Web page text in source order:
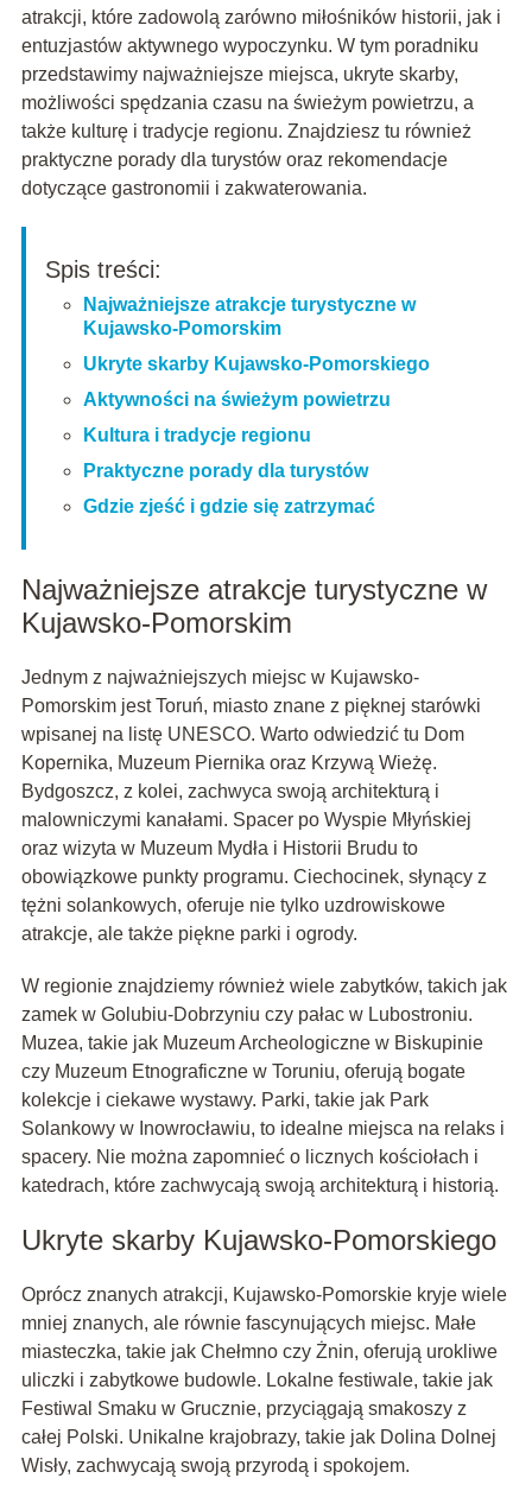
atrakcji, które zadowolą zarówno miłośników historii, jak i
entuzjastów aktywnego wypoczynku. W tym poradniku
przedstawimy najważniejsze miejsca, ukryte skarby,
możliwości spędzania czasu na świeżym powietrzu, a
także kulturę i tradycje regionu. Znajdziesz tu również
praktyczne porady dla turystów oraz rekomendacje
dotyczące gastronomii i zakwaterowania.
Spis treści:
Najważniejsze atrakcje turystyczne w
Kujawsko-Pomorskim
Ukryte skarby Kujawsko-Pomorskiego
Aktywności na świeżym powietrzu
Kultura i tradycje regionu
Praktyczne porady dla turystów
Gdzie zjeść i gdzie się zatrzymać
Najważniejsze atrakcje turystyczne w
Kujawsko-Pomorskim
Jednym z najważniejszych miejsc w Kujawsko-
Pomorskim jest Toruń, miasto znane z pięknej starówki
wpisanej na listę UNESCO. Warto odwiedzić tu Dom
Kopernika, Muzeum Piernika oraz Krzywą Wieżę.
Bydgoszcz, z kolei, zachwyca swoją architekturą i
malowniczymi kanałami. Spacer po Wyspie Młyńskiej
oraz wizyta w Muzeum Mydła i Historii Brudu to
obowiązkowe punkty programu. Ciechocinek, słynący z
tężni solankowych, oferuje nie tylko uzdrowiskowe
atrakcje, ale także piękne parki i ogrody.
W regionie znajdziemy również wiele zabytków, takich jak
zamek w Golubiu-Dobrzyniu czy pałac w Lubostroniu.
Muzea, takie jak Muzeum Archeologiczne w Biskupinie
czy Muzeum Etnograficzne w Toruniu, oferują bogate
kolekcje i ciekawe wystawy. Parki, takie jak Park
Solankowy w Inowrocławiu, to idealne miejsca na relaks i
spacery. Nie można zapomnieć o licznych kościołach i
katedrach, które zachwycają swoją architekturą i historią.
Ukryte skarby Kujawsko-Pomorskiego
Oprócz znanych atrakcji, Kujawsko-Pomorskie kryje wiele
mniej znanych, ale równie fascynujących miejsc. Małe
miasteczka, takie jak Chełmno czy Żnin, oferują urokliwe
uliczki i zabytkowe budowle. Lokalne festiwale, takie jak
Festiwal Smaku w Grucznie, przyciągają smakoszy z
całej Polski. Unikalne krajobrazy, takie jak Dolina Dolnej
Wisły, zachwycają swoją przyrodą i spokojem.